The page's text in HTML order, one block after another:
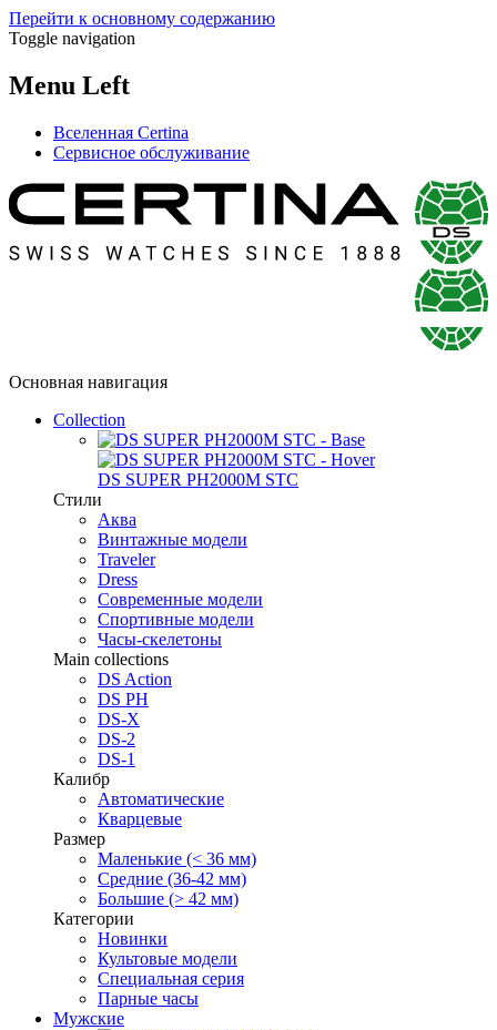
Перейти к основному содержанию
Toggle navigation
Menu Left
Вселенная Certina
Сервисное обслуживание
Основная навигация
Collection
DS SUPER PH2000M STC
Стили
Аква
Винтажные модели
Traveler
Dress
Современные модели
Спортивные модели
Часы-скелетоны
Main collections
DS Action
DS PH
DS-X
DS-2
DS-1
Калибр
Автоматические
Кварцевые
Размер
Маленькие (< 36 мм)
Средние (36-42 мм)
Большие (> 42 мм)
Категории
Новинки
Культовые модели
Специальная серия
Парные часы
Мужские